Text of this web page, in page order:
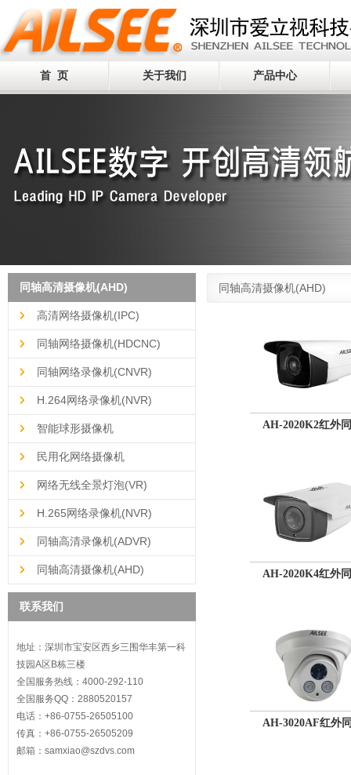
首 页 关于我们 产品中心
同轴高清摄像机(AHD)
高清网络摄像机(IPC)
同轴网络摄像机(HDCNC)
同轴网络录像机(CNVR)
H.264网络录像机(NVR)
智能球形摄像机
民用化网络摄像机
网络无线全景灯泡(VR)
H.265网络录像机(NVR)
同轴高清录像机(ADVR)
同轴高清摄像机(AHD)
联系我们
地址：深圳市宝安区西乡三围华丰第一科
技园A区B栋三楼
全国服务热线：4000-292-110
全国服务QQ：2880520157
电话：+86-0755-26505100
传真：+86-0755-26505209
邮箱： samxiao@szdvs.com
同轴高清摄像机(AHD)
AH-2020K2红外
AH-2020K4红外
AH-3020AF红外